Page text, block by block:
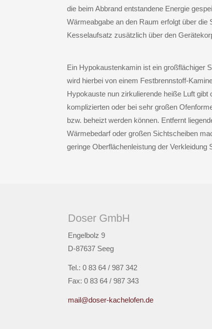
die beim Abbrand entstandene Energie
Wärmeabgabe an den Raum erfolgt über
Kesselaufsatz zusätzlich über den
Ein Hypokaustenkamin ist ein großflächiger
wird hierbei von einem Festbrennstoff-
Hypokauste nun zirkulierende heiße Luft
komplizierten oder bei sehr großen
bzw. beheizt werden können. Entfernt
Wärmebedarf oder großen Sichtscheiben
geringe Oberflächenleistung der Verkleidung
Doser GmbH
Engelbolz 9
D-87637 Seeg
Tel.: 0 83 64 / 987 342
Fax: 0 83 64 / 987 343
mail@doser-kachelofen.de